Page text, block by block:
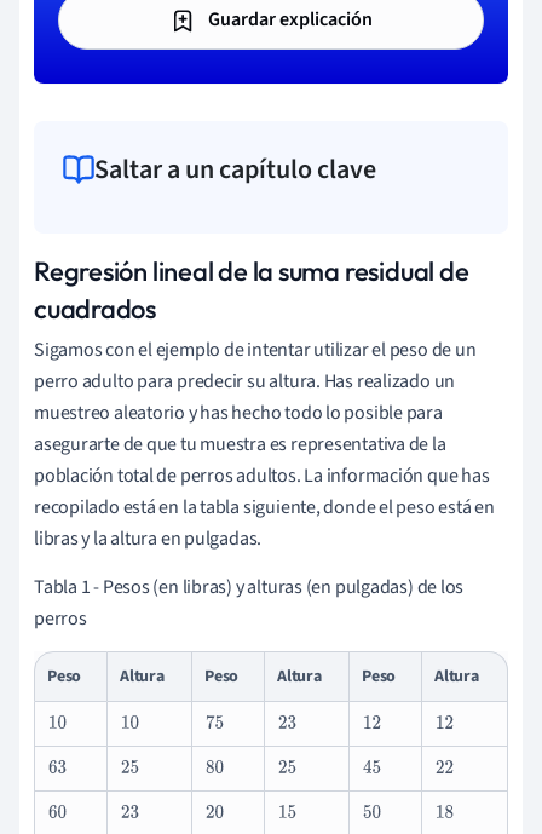
Guardar explicación
Saltar a un capítulo clave
Regresión lineal de la suma residual de
cuadrados
Sigamos con el ejemplo de intentar utilizar el peso de un
perro adulto para predecir su altura. Has realizado un
muestreo aleatorio y has hecho todo lo posible para
asegurarte de que tu muestra es representativa de la
población total de perros adultos. La información que has
recopilado está en la tabla siguiente, donde el peso está en
libras y la altura en pulgadas.
Tabla 1 - Pesos (en libras) y alturas (en pulgadas) de los
perros
Peso Altura Peso Altura Peso Altura
10 10 75 23 12
12
63
25 80 25 45
22
60
23 20 15 50
18